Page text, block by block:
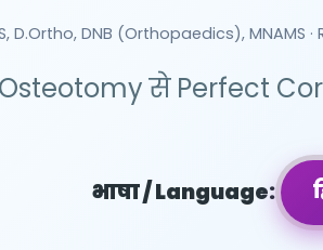
D.Ortho, DNB (Orthopaedics), MNAMS
से Perfect
भाषा / Language: